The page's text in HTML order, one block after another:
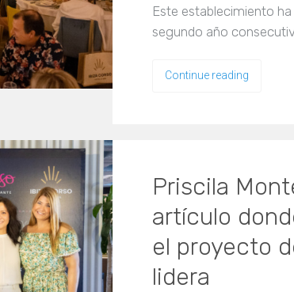
Este establecimiento
segundo año
Continue reading
Priscila
artículo
el proyecto
lidera